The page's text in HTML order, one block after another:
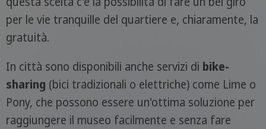
per le vie tranquille del quartiere e, chiaramente, la
gratuità.
In città sono disponibili anche servizi di bike-
sharing (bici tradizionali o elettriche) come Lime o
Pony, che possono essere un'ottima soluzione per
raggiungere il museo facilmente e senza fare